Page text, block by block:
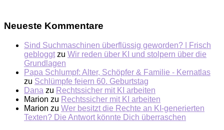
Neueste Kommentare
Sind Suchmaschinen überflüssig geworden? | Frisch
gebloggt zu Wir reden über KI und stolpern über die
Grundlagen
Papa Schlumpf: Alter, Schöpfer & Familie - Kernatlas
zu Schlümpfe feiern 60. Geburtstag
Dana zu Rechtssicher mit KI arbeiten
Marion zu Rechtssicher mit KI arbeiten
Marion zu Wer besitzt die Rechte an KI-generierten
Texten? Die Antwort könnte Dich überraschen